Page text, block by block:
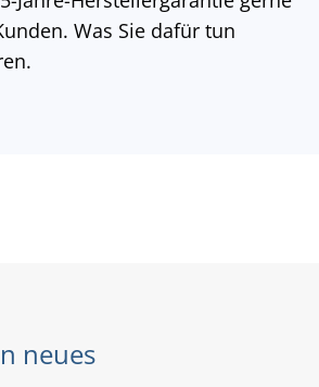
Was Sie dafür tun
neues